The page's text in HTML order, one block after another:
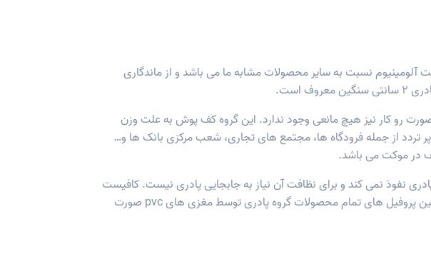
در پادری آلومینیومی دو سانتی پر تردد دارای افزایش ۴۰ درصدی ضخامت آلومینیوم نسبت به سایر محصولات مشابه ما می باشد و از ماندگاری
است.
رو کار نیز هیچ مانعی وجود ندارد. این گروه کف پوش به علت وزن
تردد از جمله فرودگاه ها، مجتمع های تجاری، شعب مرکزی بانک ها و…
نفوذ نمی کند و برای نظافت آن نیاز به جابجایی پادری نیست. کافیست
با استفاده از جارو برقی ذرات به دام افتاده را تمیز کنید. شستوشو با آب نیز بلا مانع است. ( اتصال بین پروفیل های تمام محصولات گروه پادری توسط مغزی های pvc صورت